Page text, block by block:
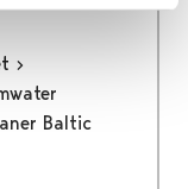
Baltic